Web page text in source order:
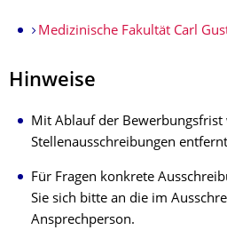
Medizinische Fakultät Carl
Hinweise
Mit Ablauf der Bewerbungsfrist
Stellenausschreibungen
Für Fragen konkrete
Sie sich bitte an die im
Ansprechperson.